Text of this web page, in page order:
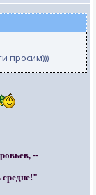
просим)))
--
средне!"